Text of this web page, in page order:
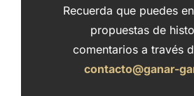
Recuerda que puedes
propuestas de
comentarios a través
contacto@ganar-